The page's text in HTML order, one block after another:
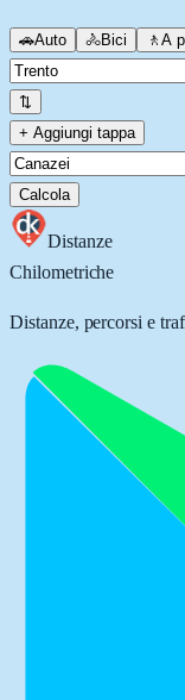
🚗Auto 🚴Bici 🚶 A
⇅
+ Aggiungi tappa
Calcola
Distanze
Chilometriche
Distanze, percorsi e